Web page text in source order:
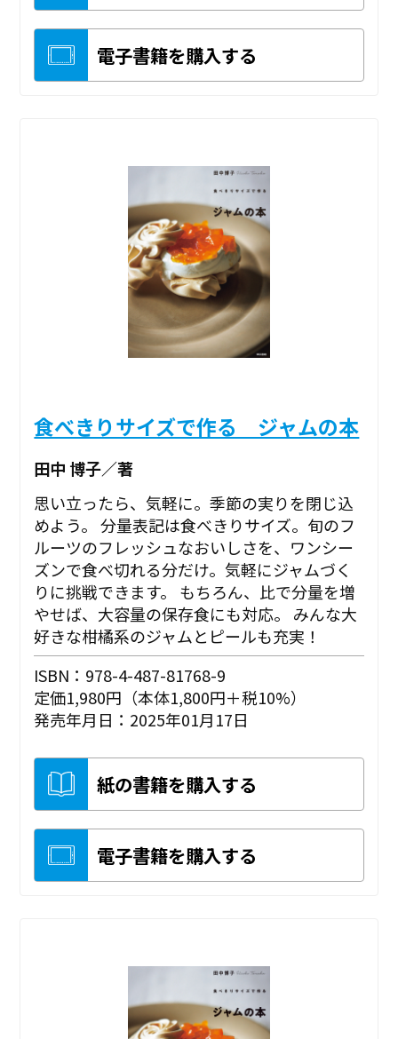
電子書籍を購入する
食べきりサイズで作る ジャムの本
田中 博子／著
思い立ったら、気軽に。季節の実りを閉じ込
めよう。 分量表記は食べきりサイズ。旬のフ
ルーツのフレッシュなおいしさを、ワンシー
ズンで食べ切れる分だけ。気軽にジャムづく
りに挑戦できます。 もちろん、比で分量を増
やせば、大容量の保存食にも対応。 みんな大
好きな柑橘系のジャムとピールも充実！
ISBN：978-4-487-81768-9
定価1,980円（本体1,800円＋税10%）
発売年月日：2025年01月17日
紙の書籍を購入する
電子書籍を購入する